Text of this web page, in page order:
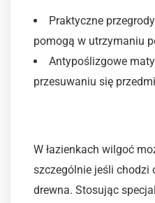
Praktyczne
pomogą w utrzymaniu
Antypoślizgowe
przesuwaniu się
W łazienkach wilgoć
szczególnie jeśli chodzi
drewna. Stosując